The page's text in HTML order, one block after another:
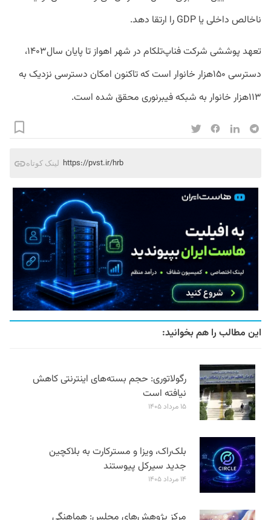
ناخالص داخلی یا GDP را ارتقا دهد.
تعهد پوششی شرکت فناپ‌تلکام در شهر اهواز تا پایان سال۱۴۰۳،
دسترسی ۱۵۰هزار خانوار است که تاکنون امکان دسترسی نزدیک به
۱۱۳هزار خانوار به شبکه فیبرنوری محقق شده است.
لینک کوتاه https://pvst.ir/hrb
این مطالب را هم بخوانید:
رگولاتوری: حجم بسته‌های اینترنتی کاهش
نیافته است
۱۵ مرداد ۱۴۰۵
بلک‌راک، ویزا و مسترکارت به بلاکچین
جدید سیرکل پیوستند
۱۴ مرداد ۱۴۰۵